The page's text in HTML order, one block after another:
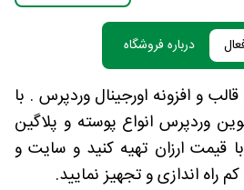
درباره فروشگاه
و افزونه اورجینال وردپرس . با
وردپرس انواع پوسته و پلاگین
قیمت ارزان تهیه کنید و سایت و
راه اندازی و تجهیز نمایید.